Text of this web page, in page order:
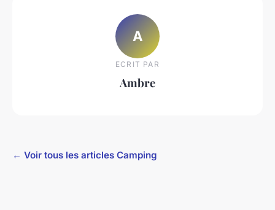
A
ECRIT PAR
Ambre
← Voir tous les articles Camping